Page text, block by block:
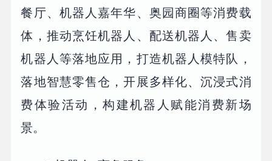
餐厅、机器人嘉年华、奥园商圈等消费载
体，推动烹饪机器人、配送机器人、售卖
机器人等落地应用，打造机器人模特队，
落地智慧零售仓，开展多样化、沉浸式消
费体验活动，构建机器人赋能消费新场
景。